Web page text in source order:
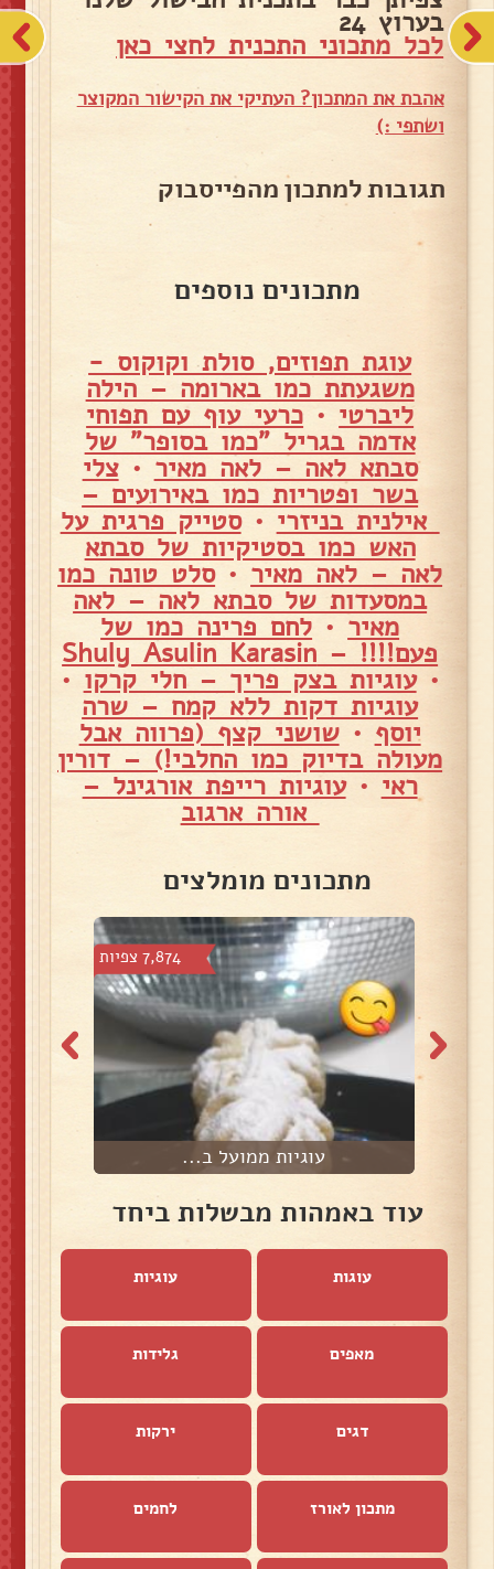
בערוץ 24
לכל מתכוני התכנית לחצי כאן
אהבת את המתכון? העתיקי את הקישור המקוצר
ושתפי :)
תגובות למתכון מהפייסבוק
מתכונים נוספים
עוגת תפוזים, סולת וקוקוס -
משגעתת כמו בארומה – הילה
ליברטי • כרעי עוף עם תפוחי
אדמה בגריל "כמו בסופר" של
סבתא לאה – לאה מאיר •צלי
בשר ופטריות כמו באירועים –
אילנית בניזרי •סטייק פרגית על
האש כמו בסטיקיות של סבתא
לאה – לאה מאיר •סלט טונה כמו
במסעדות של סבתא לאה – לאה
מאיר • לחם פרינה כמו של
פעם!!!! – Shuly Asulin Karasin
•עוגיות בצק פריך – חלי קרקו •
עוגיות דקות ללא קמח – שרה
יוסף •שושני קצף (פרווה אבל
מעולה בדיוק כמו החלבי!) – דורין
ראי •עוגיות רייפת אורגינל –
אורה ארגוב
מתכונים מומלצים
7,874 צפיות
עוגיות ממועל ב...
עוד באמהות מבשלות ביחד
עוגות עוגיות
מאפים גלידות
דגים ירקות
מתכון לאורז לחמים